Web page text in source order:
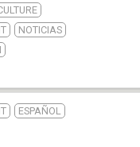
NOTICIAS
ESPAÑOL